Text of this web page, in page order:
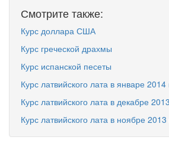
Смотрите также:
Курс доллара США
Курс греческой драхмы
Курс испанской песеты
Курс латвийского лата в январе 2014
Курс латвийского лата в декабре
Курс латвийского лата в ноябре 2013